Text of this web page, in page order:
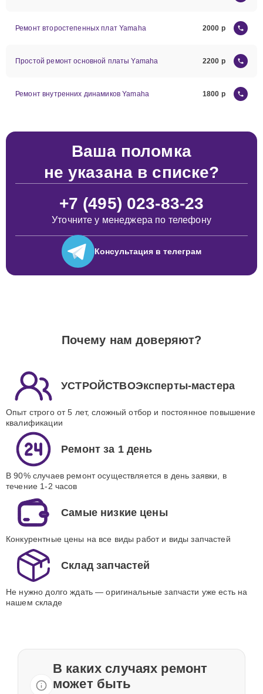
Ремонт второстепенных плат Yamaha 2000
Простой ремонт основной платы Yamaha 2200
Ремонт внутренних динамиков Yamaha 1800
Ваша поломка
не указана в списке?
+7 (495) 023-83-23
Уточните у менеджера по телефону
Консультация в телеграм
Почему нам доверяют?
УСТРОЙСТВОЭксперты-мастера
Опыт строго от 5 лет, сложный отбор и постоянное повышение
квалификации
Ремонт за 1 день
В 90% случаев ремонт осуществляется в день заявки, в
течение 1-2 часов
Самые низкие цены
Конкурентные цены на все виды работ и виды запчастей
Склад запчастей
Не нужно долго ждать — оригинальные запчасти уже есть на
нашем складе
В каких случаях ремонт
может быть